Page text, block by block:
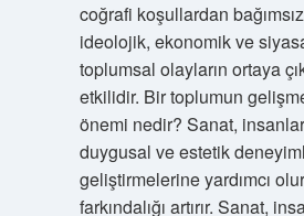
coğrafi koşullardan
ideolojik, ekonomik ve
toplumsal olayların ortaya
etkilidir. Bir toplumun
önemi nedir? Sanat,
duygusal ve estetik
geliştirmelerine yardımcı
farkındalığı artırır. Sanat,